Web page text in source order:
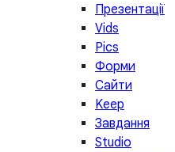
Презентації
Vids
Pics
Форми
Сайти
Keep
Завдання
Studio